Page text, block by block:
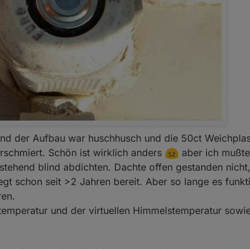
der Aufbau war huschhusch und die 50ct
Schön ist wirklich anders
aber ich
blind abdichten. Dachte offen gestanden
schon seit >2 Jahren bereit. Aber so lange es
und der virtuellen Himmelstemperatur